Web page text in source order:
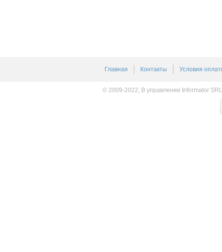
Главная Контакты Условия
© 2009-2022, В управлении Informator SRL